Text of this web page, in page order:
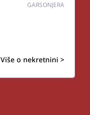
GARSONJERA
Više o nekretnini >